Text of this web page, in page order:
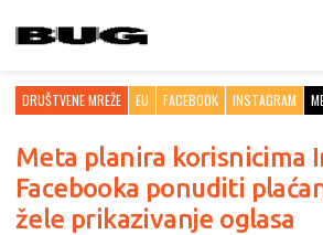
DRUŠTVENE MREŽE EU FACEBOOK INSTAGRAM
Meta planira korisnicima
Facebooka ponuditi
žele prikazivanje oglasa